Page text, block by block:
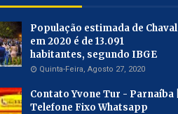
População estimada de Chaval
em 2020 é de 13.091
habitantes, segundo IBGE
Quinta-Feira, Agosto 27, 2020
Contato Yvone Tur - Parnaíba |
Telefone Fixo Whatsapp